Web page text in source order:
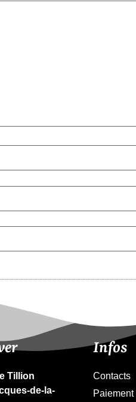
Tillion
de-la-
Infos
Contacts